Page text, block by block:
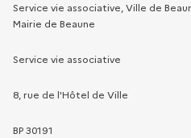
Service vie associative, Ville de
Mairie de Beaune
Service vie associative
8, rue de l'Hôtel de Ville
BP 30191